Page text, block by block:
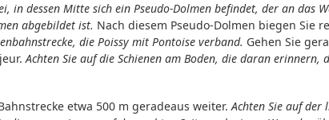
in dessen Mitte sich ein Pseudo-Dolmen befindet, der an das
abgebildet ist. Nach diesem Pseudo-Dolmen biegen Sie
die Poissy mit Pontoise verband. Gehen Sie
Achten Sie auf die Schienen am Boden, die daran erinnern,
etwa 500 m geradeaus weiter.Achten Sie auf der